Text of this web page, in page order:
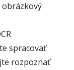
obrázkový
spracovať
rozpoznať